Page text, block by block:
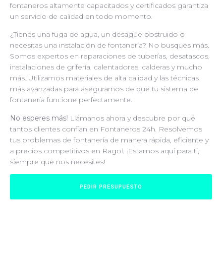
fontaneros altamente capacitados y certificados garantiza
un servicio de calidad en todo momento.
¿Tienes una fuga de agua, un desagüe obstruido o
necesitas una instalación de fontanería? No busques más.
Somos expertos en reparaciones de tuberías, desatascos,
instalaciones de grifería, calentadores, calderas y mucho
más. Utilizamos materiales de alta calidad y las técnicas
más avanzadas para asegurarnos de que tu sistema de
fontanería funcione perfectamente.
No esperes más! Llámanos ahora y descubre por qué
tantos clientes confían en Fontaneros 24h. Resolvemos
tus problemas de fontanería de manera rápida, eficiente y
a precios competitivos en Ragol. ¡Estamos aquí para ti,
siempre que nos necesites!
PEDIR PRESUPUESTO